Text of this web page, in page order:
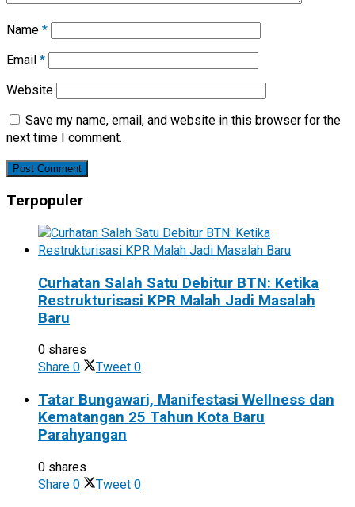
Name *
Email *
Website
Save my name, email, and website in this browser for the
next time I comment.
Terpopuler
Curhatan Salah Satu Debitur BTN: Ketika
Restrukturisasi KPR Malah Jadi Masalah
Baru
0 shares
Share 0 Tweet 0
Tatar Bungawari, Manifestasi Wellness dan
Kematangan 25 Tahun Kota Baru
Parahyangan
0 shares
Share 0 Tweet 0